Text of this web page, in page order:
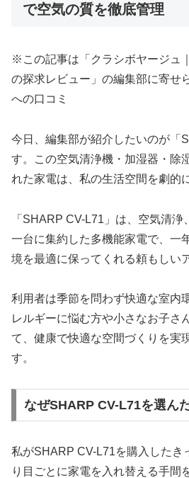
で空気の質を徹底管理
※この記事は「クラシボヤージュ
の探求レビュー」の編集部に寄せ
への口コミ
今日、編集部が紹介したいのが「
す。この空気清浄機・加湿器・除
れた家電は、私の生活空間を劇的
「SHARP CV-L71」は、空気清
一台に集約した多機能家電で、一
境を最適に保ってくれる頼もしい
利用者は季節を問わず快適な室内
レルギーに悩む方や小さなお子さ
て、健康で快適な空間づくりを実
す。
なぜSHARP CV-L71を選ん
私がSHARP CV-L71を購入したき
り目ごとに家電を入れ替える手間